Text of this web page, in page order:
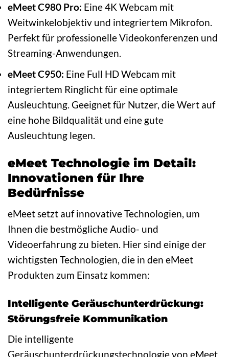
eMeet C980 Pro: Eine 4K Webcam mit
Weitwinkelobjektiv und integriertem Mikrofon.
Perfekt für professionelle Videokonferenzen und
Streaming-Anwendungen.
eMeet C950: Eine Full HD Webcam mit
integriertem Ringlicht für eine optimale
Ausleuchtung. Geeignet für Nutzer, die Wert auf
eine hohe Bildqualität und eine gute
Ausleuchtung legen.
eMeet Technologie im Detail:
Innovationen für Ihre
Bedürfnisse
eMeet setzt auf innovative Technologien, um
Ihnen die bestmögliche Audio- und
Videoerfahrung zu bieten. Hier sind einige der
wichtigsten Technologien, die in den eMeet
Produkten zum Einsatz kommen:
Intelligente Geräuschunterdrückung:
Störungsfreie Kommunikation
Die intelligente
Geräuschunterdrückungstechnologie von eMeet